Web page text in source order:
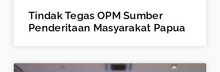
Tindak Tegas OPM Sumber
Penderitaan Masyarakat Papua